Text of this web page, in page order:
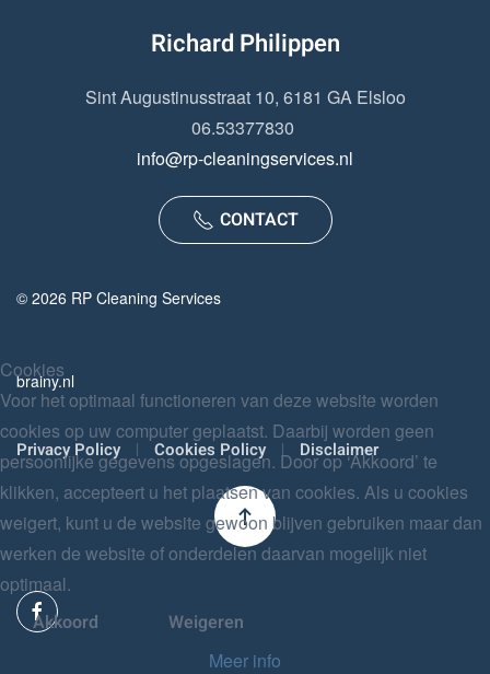
Richard Philippen
Sint Augustinusstraat 10, 6181 GA Elsloo
06.53377830
info@rp-cleaningservices.nl
CONTACT
© 2026 RP Cleaning Services
brainy.nl
Privacy Policy Cookies Policy Disclaimer
Cookies
Voor het optimaal functioneren van deze website worden
cookies op uw computer geplaatst. Daarbij worden geen
persoonlijke gegevens opgeslagen. Door op ‘Akkoord’ te
klikken, accepteert u het plaatsen van cookies. Als u cookies
weigert, kunt u de website gewoon blijven gebruiken maar dan
werken de website of onderdelen daarvan mogelijk niet
optimaal.
Akkoord Weigeren
Meer info